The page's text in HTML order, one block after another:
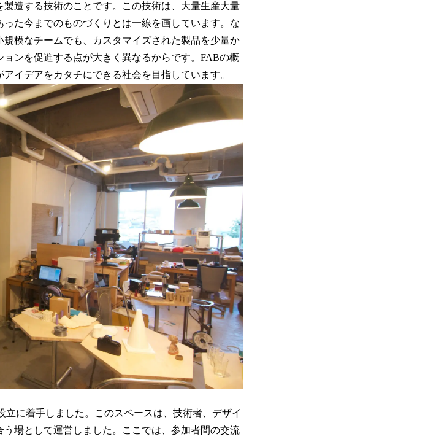
造する技術のことです。この技術は、大量生産大量
た今までのものづくりとは一線を画しています。な
模なチームでも、カスタマイズされた製品を少量か
ンを促進する点が大きく異なるからです。FABの概
イデアをカタチにできる社会を目指しています。
立に着手しました。このスペースは、技術者、デザイ
場として運営しました。ここでは、参加者間の交流